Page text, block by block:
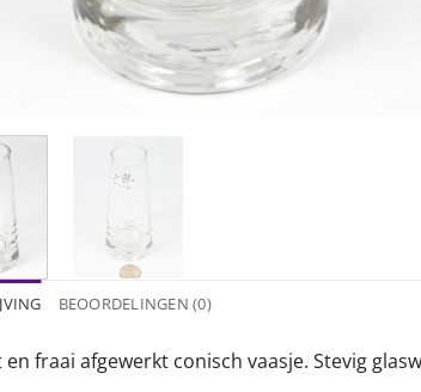
BEOORDELINGEN (0)
en fraai afgewerkt conisch vaasje. Stevig